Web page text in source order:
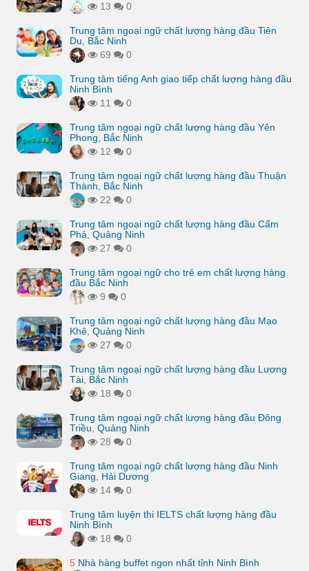
13
0
Trung tâm ngoại ngữ chất lượng hàng đầu Tiên
Du, Bắc Ninh
69
0
Trung tâm tiếng Anh giao tiếp chất lượng hàng đầu
Ninh Bình
11
0
Trung tâm ngoại ngữ chất lượng hàng đầu Yên
Phong, Bắc Ninh
12
0
Trung tâm ngoại ngữ chất lượng hàng đầu Thuận
Thành, Bắc Ninh
22
0
Trung tâm ngoại ngữ chất lượng hàng đầu Cẩm
Phả, Quảng Ninh
27
0
Trung tâm ngoại ngữ cho trẻ em chất lượng hàng
đầu Bắc Ninh
9
0
Trung tâm ngoại ngữ chất lượng hàng đầu Mạo
Khê, Quảng Ninh
27
0
Trung tâm ngoại ngữ chất lượng hàng đầu Lương
Tài, Bắc Ninh
18
0
Trung tâm ngoại ngữ chất lượng hàng đầu Đông
Triều, Quảng Ninh
28
0
Trung tâm ngoại ngữ chất lượng hàng đầu Ninh
Giang, Hải Dương
14
0
Trung tâm luyện thi IELTS chất lượng hàng đầu
Ninh Bình
18
0
5 Nhà hàng buffet ngon nhất tỉnh Ninh Bình